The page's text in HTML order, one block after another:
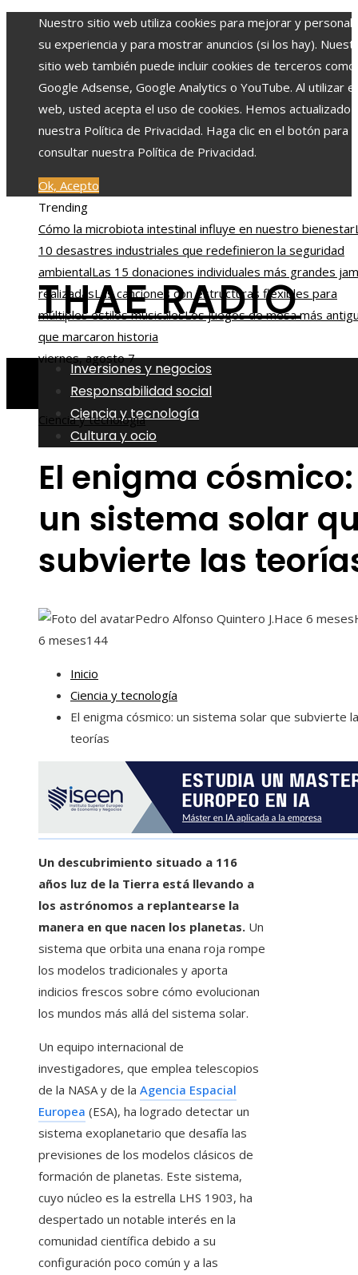
Nuestro sitio web utiliza cookies para mejorar y
su experiencia y para mostrar anuncios (si los hay).
sitio web también puede incluir cookies de terceros como
Google Adsense, Google Analytics o YouTube. Al utilizar
web, usted acepta el uso de cookies. Hemos actualizado
nuestra Política de Privacidad. Haga clic en el botón para
consultar nuestra Política de Privacidad.
Ok, Acepto
Trending
Cómo la microbiota intestinal influye en nuestro bienestar
10 desastres industriales que redefinieron la seguridad
ambientalLas 15 donaciones individuales más grandes
realizadasLas canciones con estructuras flexibles para
múltiples estilos musicalesLos juegos de mesa más
que marcaron historia
viernes, agosto 7
THAE RADIO
Inversiones y negocios
Responsabilidad social
Ciencia y tecnología
Cultura y ocio
Ciencia y tecnología
El enigma cósmico:
un sistema solar
subvierte las
Pedro Alfonso Quintero J.Hace 6 meses
6 meses144
Inicio
Ciencia y tecnología
El enigma cósmico: un sistema solar que subvierte
teorías
Un descubrimiento situado a 116
años luz de la Tierra está llevando a
los astrónomos a replantearse la
manera en que nacen los planetas. Un
sistema que orbita una enana roja rompe
los modelos tradicionales y aporta
indicios frescos sobre cómo evolucionan
los mundos más allá del sistema solar.
Un equipo internacional de
investigadores, que emplea telescopios
de la NASA y de la Agencia Espacial
Europea (ESA), ha logrado detectar un
sistema exoplanetario que desafía las
previsiones de los modelos clásicos de
formación de planetas. Este sistema,
cuyo núcleo es la estrella LHS 1903, ha
despertado un notable interés en la
comunidad científica debido a su
configuración poco común y a las